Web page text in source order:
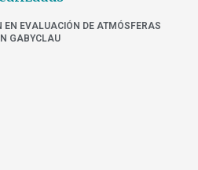
EN EVALUACIÓN DE ATMÓSFERAS
GABYCLAU